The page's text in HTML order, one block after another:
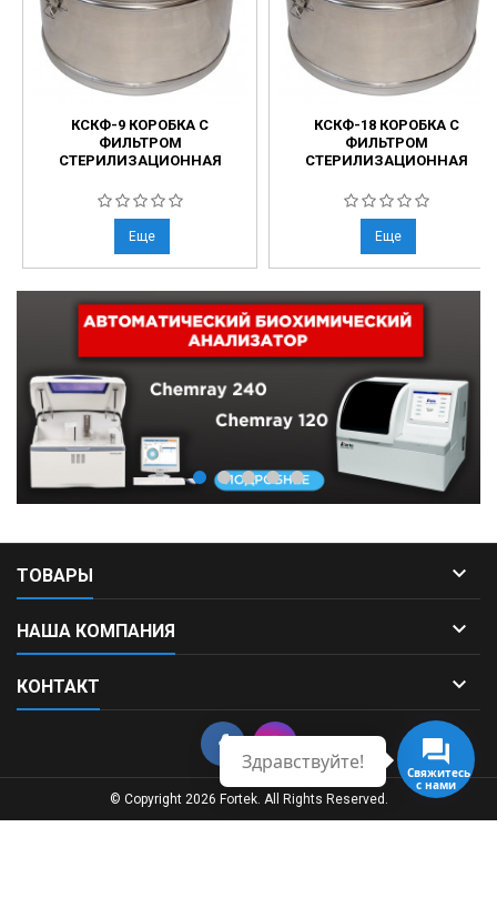
КСКФ-9 КОРОБКА С
ФИЛЬТРОМ
СТЕРИЛИЗАЦИОННАЯ
Еще
КСКФ-18 КОРОБКА С
ФИЛЬТРОМ
СТЕРИЛИЗАЦИОННАЯ
Еще
ТОВАРЫ 
НАША КОМПАНИЯ 
КОНТАКТ 
Свяжитесь
с нами
Здравствуйте!
© Copyright 2026 Fortek. All Rights Reserved.